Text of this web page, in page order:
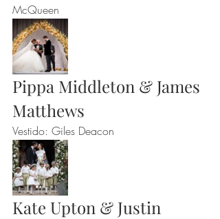
McQueen
Pippa Middleton & James
Matthews
Vestido: Giles Deacon
Kate Upton & Justin